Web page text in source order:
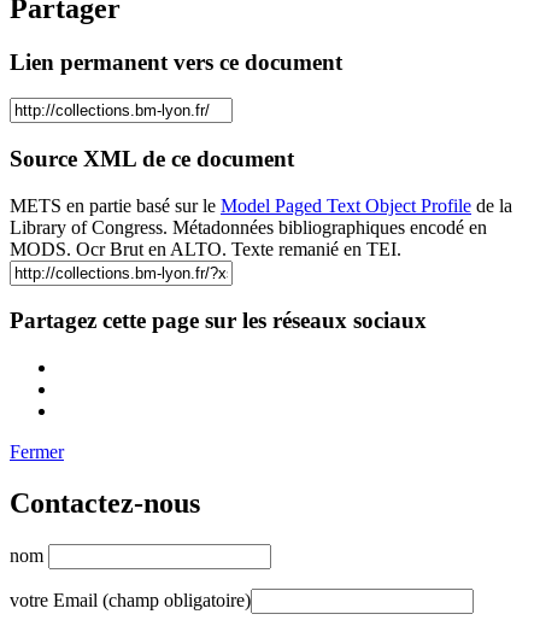
Partager
Lien permanent vers ce document
Source XML de ce document
METS en partie basé sur le Model Paged Text Object Profile de la
Library of Congress. Métadonnées bibliographiques encodé en
MODS. Ocr Brut en ALTO. Texte remanié en TEI.
Partagez cette page sur les réseaux sociaux
Fermer
Contactez-nous
nom
votre Email (champ obligatoire)